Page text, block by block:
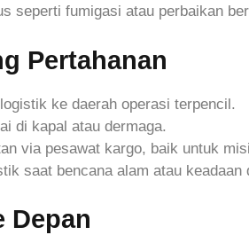
seperti fumigasi atau perbaikan
Pertahanan
ke daerah operasi terpencil.
di kapal atau dermaga.
via pesawat kargo, baik untuk
saat bencana alam atau keadaan
Depan